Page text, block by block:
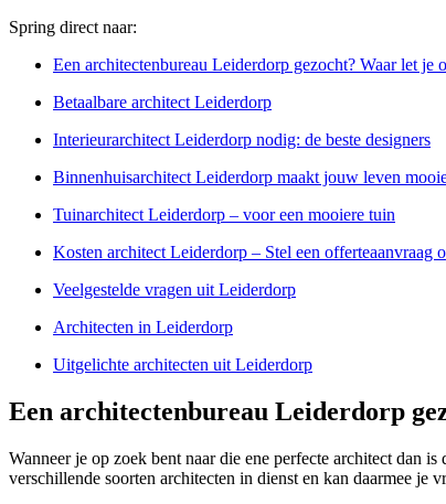
Spring direct naar:
Een architectenbureau Leiderdorp gezocht? Waar let je
Betaalbare architect Leiderdorp
Interieurarchitect Leiderdorp nodig: de beste designers
Binnenhuisarchitect Leiderdorp maakt jouw leven
Tuinarchitect Leiderdorp – voor een mooiere tuin
Kosten architect Leiderdorp – Stel een offerteaanvraag
Veelgestelde vragen uit Leiderdorp
Architecten in Leiderdorp
Uitgelichte architecten uit Leiderdorp
Een architectenbureau Leiderdorp
Wanneer je op zoek bent naar die ene perfecte architect dan
verschillende soorten architecten in dienst en kan daarmee je